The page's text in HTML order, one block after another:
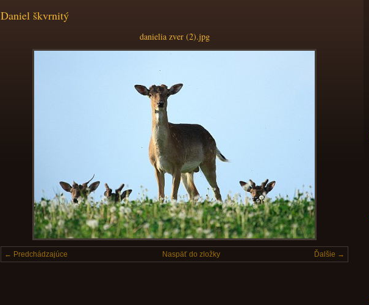
Daniel škvrnitý
danielia zver (2).jpg
← Predchádzajúce Ďalšie →
Naspäť do zložky